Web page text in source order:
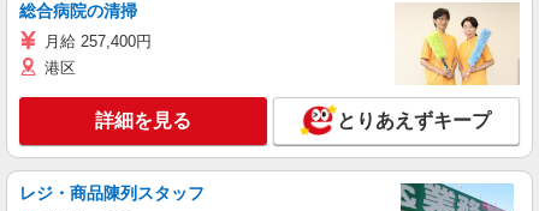
総合病院の清掃
月給 257,400円
港区
詳細を見る とりあえずキープ
レジ・商品陳列スタッフ